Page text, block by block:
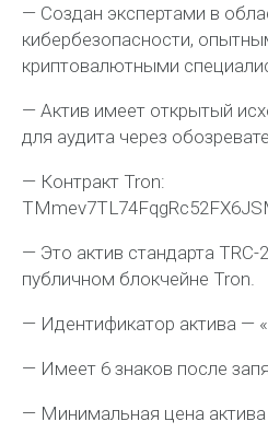
— Создан экспертами в
кибербезопасности,
криптовалютными
— Актив имеет открытый
для аудита через
— Контракт Tron:
— Это актив стандарта
публичном блокчейне Tron.
— Идентификатор актива —
— Имеет 6 знаков после
— Минимальная цена актива